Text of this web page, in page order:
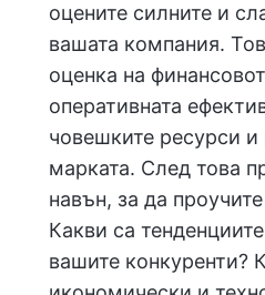
оцените силните и
вашата компания.
оценка на
оперативната
човешките ресурси и
марката. След това
навън, за да
Какви са
вашите конкуренти?